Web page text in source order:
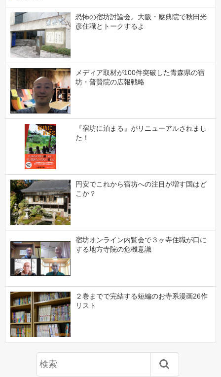
恐怖の宿坊討論会。大阪・應典院で秋田光
彦住職とトークするよ
メディア取材が100件突破した青森県の宿
坊・普賢院の広報戦略
『宿坊に泊まる』がリニューアルされまし
た！
円安でこれから宿坊への注目が増す国はど
こか？
宿坊オンライン内覧会で３ヶ寺住職が口に
する地方寺院の危機意識
２巻までで完結する短編のお寺系漫画26作
リスト